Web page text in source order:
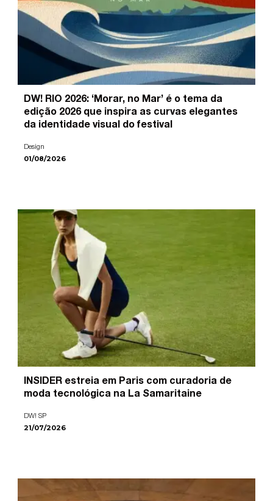
DW! RIO 2026: ‘Morar, no Mar’ é o tema da
edição 2026 que inspira as curvas elegantes
da identidade visual do festival
Design
01/08/2026
INSIDER estreia em Paris com curadoria de
moda tecnológica na La Samaritaine
DW! SP
21/07/2026